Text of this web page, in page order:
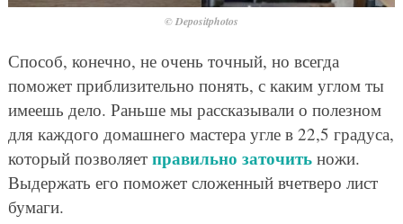
© Depositphotos
Способ, конечно, не очень точный, но всегда
поможет приблизительно понять, с каким углом ты
имеешь дело. Раньше мы рассказывали о полезном
для каждого домашнего мастера угле в 22,5 градуса,
который позволяет правильно заточитьножи.
Выдержать его поможет сложенный вчетверо лист
бумаги.